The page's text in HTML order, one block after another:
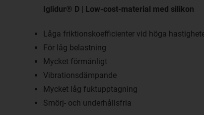
Iglidur® D | Low-cost-material med silikon
Låga friktionskoefficienter vid höga
För låg belastning
Mycket förmånligt
Vibrationsdämpande
Mycket låg fuktupptagning
Smörj- och underhållsfria